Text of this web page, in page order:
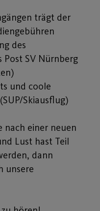
trägt der
des
Post SV Nürnberg
und coole
Skiausflug)
nach einer neuen
Lust hast Teil
dann
unsere